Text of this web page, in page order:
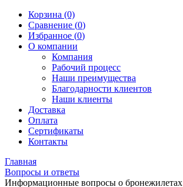
Корзина (0)
Сравнение (0)
Избранное (0)
О компании
Компания
Рабочий процесс
Наши преимущества
Благодарности клиентов
Наши клиенты
Доставка
Оплата
Сертификаты
Контакты
Главная
Вопросы и ответы
Информационные вопросы о бронежилетах